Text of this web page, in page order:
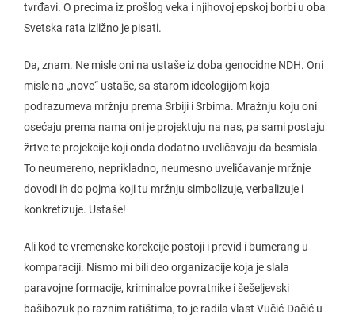
tvrđavi. O precima iz prošlog veka i njihovoj epskoj borbi u oba
Svetska rata izližno je pisati.
Da, znam. Ne misle oni na ustaše iz doba genocidne NDH. Oni
misle na „nove“ ustaše, sa starom ideologijom koja
podrazumeva mržnju prema Srbiji i Srbima. Mražnju koju oni
osećaju prema nama oni je projektuju na nas, pa sami postaju
žrtve te projekcije koji onda dodatno uveličavaju da besmisla.
To neumereno, neprikladno, neumesno uveličavanje mržnje
dovodi ih do pojma koji tu mržnju simbolizuje, verbalizuje i
konkretizuje. Ustaše!
Ali kod te vremenske korekcije postoji i previd i bumerang u
komparaciji. Nismo mi bili deo organizacije koja je slala
paravojne formacije, kriminalce povratnike i šešeljevski
bašibozuk po raznim ratištima, to je radila vlast Vučić-Dačić u